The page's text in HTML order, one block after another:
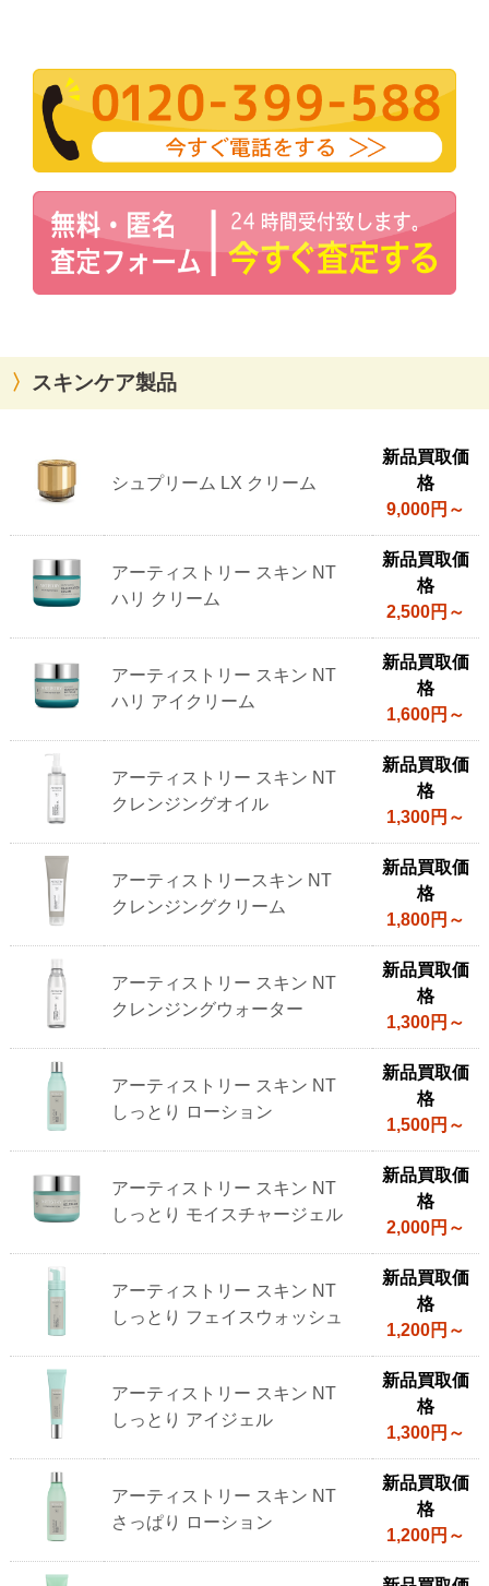
スキンケア製品
キ
製
シュプリーム LX クリーム
新品買取価
格
9,000円～
アーティストリー スキン NT
ハリ クリーム
新品買取価
格
2,500円～
アーティストリー スキン NT
ハリ アイクリーム
新品買取価
格
1,600円～
アーティストリー スキン NT
クレンジングオイル
新品買取価
格
1,300円～
アーティストリースキン NT
クレンジングクリーム
新品買取価
格
1,800円～
アーティストリー スキン NT
クレンジングウォーター
新品買取価
格
1,300円～
アーティストリー スキン NT
しっとり ローション
新品買取価
格
1,500円～
アーティストリー スキン NT
しっとり モイスチャージェル
新品買取価
格
2,000円～
アーティストリー スキン NT
しっとり フェイスウォッシュ
新品買取価
格
1,200円～
アーティストリー スキン NT
しっとり アイジェル
新品買取価
格
1,300円～
アーティストリー スキン NT
さっぱり ローション
新品買取価
格
1,200円～